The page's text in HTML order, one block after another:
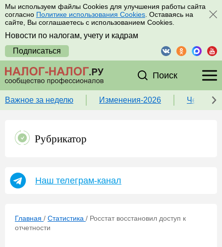
Мы используем файлы Cookies для улучшения работы сайта
согласно Политике использования Cookies . Оставаясь на
сайте, Вы соглашаетесь с использованием Cookies.
Новости по налогам, учету и кадрам
Подписаться
Поиск
Важное за неделю Изменения-2026 Чек-
Рубрикатор
Наш телеграм-канал
Главная / Статистика / Росстат восстановил доступ к
отчетности